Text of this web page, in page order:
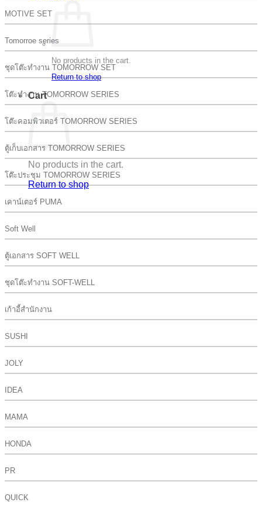
No products in the cart.
Return to shop
Cart
No products in the cart.
Return to shop
MOTIVE SET
Tomorroe series
ชุดโต๊ะทำงาน TOMORROW SET
โต๊ะทำงาน TOMORROW SERIES
โต๊ะคอมพิวเตอร์ TOMORROW SERIES
ตู้เก็บเอกสาร TOMORROW SERIES
โต๊ะประชุม TOMORROW SERIES
เคาน์เตอร์ PUMA
Soft Well
ตู้เอกสาร SOFT WELL
ชุดโต๊ะทำงาน SOFT-WELL
เก้าอี้สำนักงาน
SUSHI
JOLY
IDEA
MAMA
HONDA
PR
QUICK